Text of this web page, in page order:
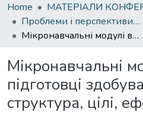
Home
Проблеми і перспективи мовної підготовки іноземних студентів у закладах вищої освіти
Мікронавчальні модулі в мовній підготовці здобувачів-іноземців: структура, цілі, ефективність
Мікронавчальні
підготовці
структура, цілі,